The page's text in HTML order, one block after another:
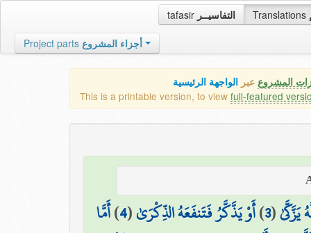
tafasir التفاسيــر Translations
Project parts أجزاء المشروع
المشروع عبر الواجهة الرئيسية
This is a printable version, to view full-featured
يَزَّكَّىٰ(
3
)أَوْ يَذَّكَّرُ فَتَنفَعَهُ الذِّكْرَىٰ(
4
)أَمَّا